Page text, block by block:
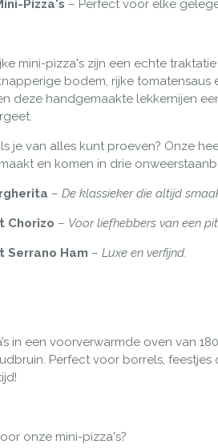
Pizza's – Perfect voor elke
mini-pizza's zijn een echte
bodem, rijke tomatensaus
deze handgemaakte lekkernijen
je van alles kunt proeven? Onze
en komen in drie
– De klassieker die altijd
Chorizo – Voor liefhebbers van een
Serrano Ham – Luxe en verfijnd.
in een voorverwarmde oven van
Perfect voor borrels, feestjes
onze mini-pizza's?